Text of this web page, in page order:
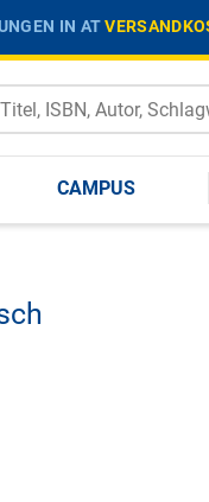
IN AT
CAMPUS